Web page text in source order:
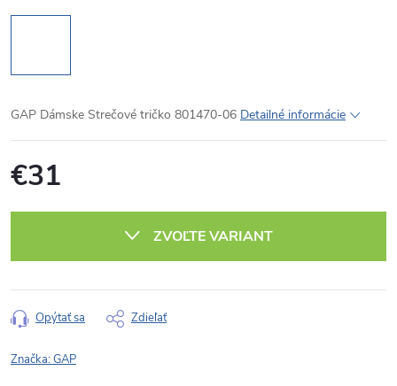
GAP Dámske Strečové tričko 801470-06 Detailné informácie
€31
ZVOĽTE VARIANT
Opýtať sa Zdieľať
Značka:GAP